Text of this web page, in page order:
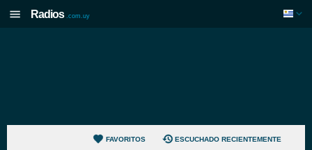
Radios .com.uy
FAVORITOS ESCUCHADO RECIENTEMENTE